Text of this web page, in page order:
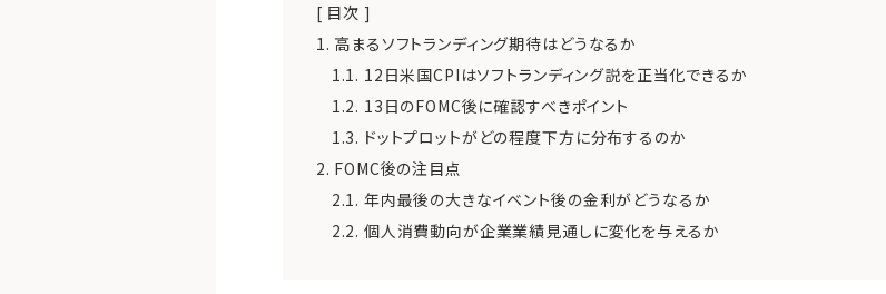
[ 目次 ]
1. 高まるソフトランディング期待はどうなるか
1.1. 12日米国CPIはソフトランディング説を正当化できるか
1.2. 13日のFOMC後に確認すべきポイント
1.3. ドットプロットがどの程度下方に分布するのか
2. FOMC後の注目点
2.1. 年内最後の大きなイベント後の金利がどうなるか
2.2. 個人消費動向が企業業績見通しに変化を与えるか